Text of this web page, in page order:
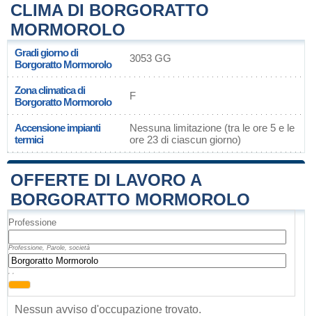
CLIMA DI BORGORATTO
MORMOROLO
Gradi giorno di
Borgoratto Mormorolo
3053 GG
Zona climatica di
Borgoratto Mormorolo
F
Accensione impianti
termici
Nessuna limitazione (tra le ore 5 e le
ore 23 di ciascun giorno)
OFFERTE DI LAVORO A
BORGORATTO MORMOROLO
Professione
Professione, Parole, società
, ,
Nessun avviso d'occupazione trovato.